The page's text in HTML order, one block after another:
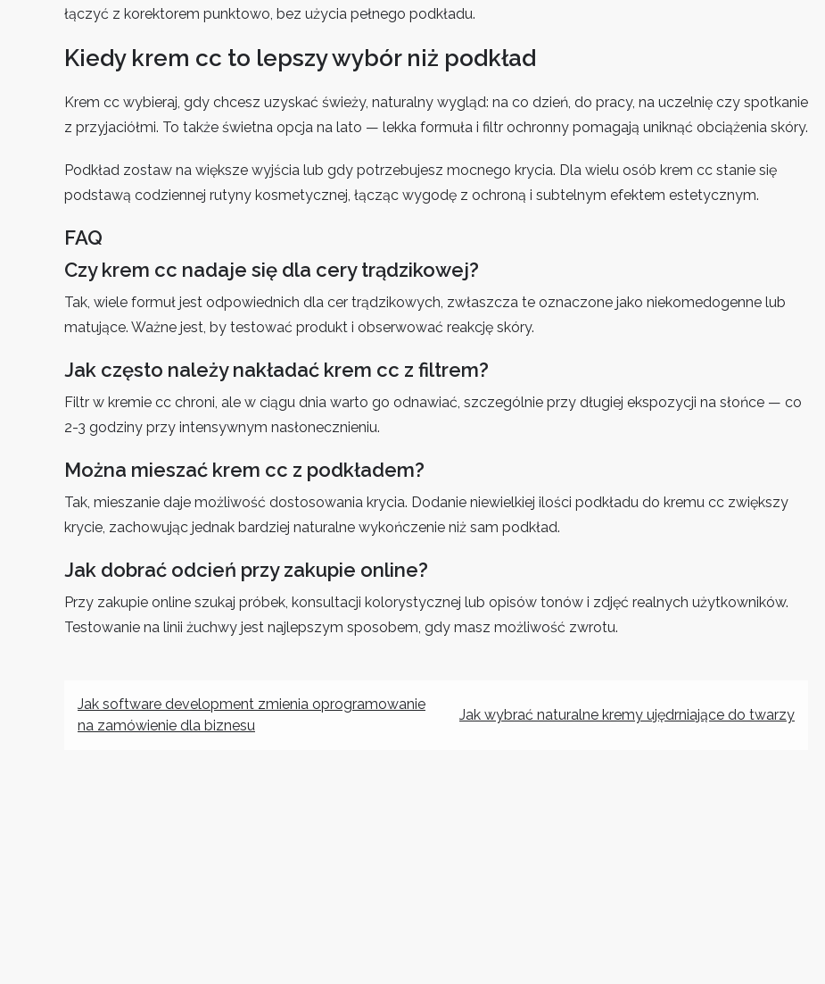
łączyć z korektorem punktowo, bez użycia pełnego podkładu.
Kiedy krem cc to lepszy wybór niż podkład
Krem cc wybieraj, gdy chcesz uzyskać świeży, naturalny wygląd: na co dzień, do pracy, na uczelnię czy spotkanie
z przyjaciółmi. To także świetna opcja na lato — lekka formuła i filtr ochronny pomagają uniknąć obciążenia skóry.
Podkład zostaw na większe wyjścia lub gdy potrzebujesz mocnego krycia. Dla wielu osób krem cc stanie się
podstawą codziennej rutyny kosmetycznej, łącząc wygodę z ochroną i subtelnym efektem estetycznym.
FAQ
Czy krem cc nadaje się dla cery trądzikowej?
Tak, wiele formuł jest odpowiednich dla cer trądzikowych, zwłaszcza te oznaczone jako niekomedogenne lub
matujące. Ważne jest, by testować produkt i obserwować reakcję skóry.
Jak często należy nakładać krem cc z filtrem?
Filtr w kremie cc chroni, ale w ciągu dnia warto go odnawiać, szczególnie przy długiej ekspozycji na słońce — co
2-3 godziny przy intensywnym nasłonecznieniu.
Można mieszać krem cc z podkładem?
Tak, mieszanie daje możliwość dostosowania krycia. Dodanie niewielkiej ilości podkładu do kremu cc zwiększy
krycie, zachowując jednak bardziej naturalne wykończenie niż sam podkład.
Jak dobrać odcień przy zakupie online?
Przy zakupie online szukaj próbek, konsultacji kolorystycznej lub opisów tonów i zdjęć realnych użytkowników.
Testowanie na linii żuchwy jest najlepszym sposobem, gdy masz możliwość zwrotu.
Nawigacja
wpisu
Jak software development zmienia oprogramowanie
na zamówienie dla biznesu
Jak wybrać naturalne kremy ujędrniające do twarzy